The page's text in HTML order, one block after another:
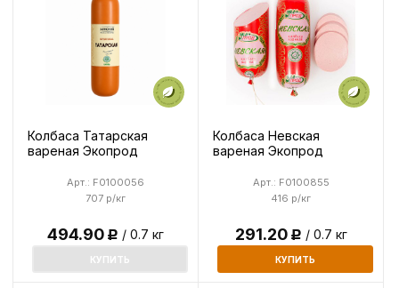
Колбаса Татарская
вареная Экопрод
707 р/кг
Арт.: F0100056
494.90Р / 0.7 кг
КУПИТЬ
Колбаса Невская
вареная Экопрод
416 р/кг
Арт.: F0100855
291.20Р / 0.7 кг
КУПИТЬ